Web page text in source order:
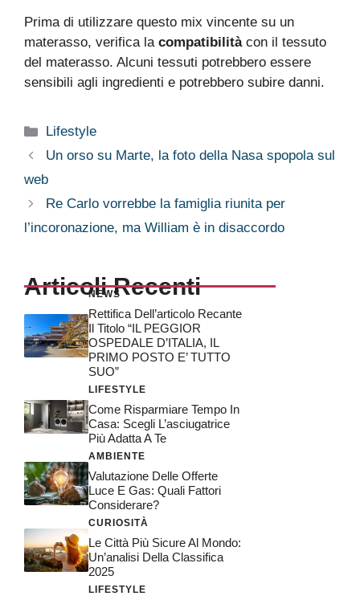
Prima di utilizzare questo mix vincente su un
materasso, verifica la compatibilitàcon il tessuto
del materasso. Alcuni tessuti potrebbero essere
sensibili agli ingredienti e potrebbero subire danni.
Categorie
Lifestyle
Un orso su Marte, la foto della Nasa spopola sul
web
Re Carlo vorrebbe la famiglia riunita per
l’incoronazione, ma William è in disaccordo
Articoli Recenti
NEWS
Rettifica Dell’articolo Recante
Il Titolo “IL PEGGIOR
OSPEDALE D’ITALIA, IL
PRIMO POSTO E’ TUTTO
SUO”
LIFESTYLE
Come Risparmiare Tempo In
Casa: Scegli L’asciugatrice
Più Adatta A Te
AMBIENTE
Valutazione Delle Offerte
Luce E Gas: Quali Fattori
Considerare?
CURIOSITÀ
Le Città Più Sicure Al Mondo:
Un’analisi Della Classifica
2025
LIFESTYLE